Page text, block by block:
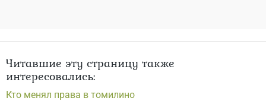
Читавшие эту страницу также
интересовались:
Кто менял права в томилино